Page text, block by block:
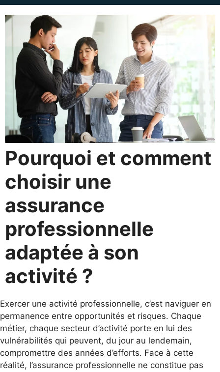
Pourquoi et comment
choisir une
assurance
professionnelle
adaptée à son
activité ?
Exercer une activité professionnelle, c’est naviguer en
permanence entre opportunités et risques. Chaque
métier, chaque secteur d’activité porte en lui des
vulnérabilités qui peuvent, du jour au lendemain,
compromettre des années d’efforts. Face à cette
réalité, l’assurance professionnelle ne constitue pas